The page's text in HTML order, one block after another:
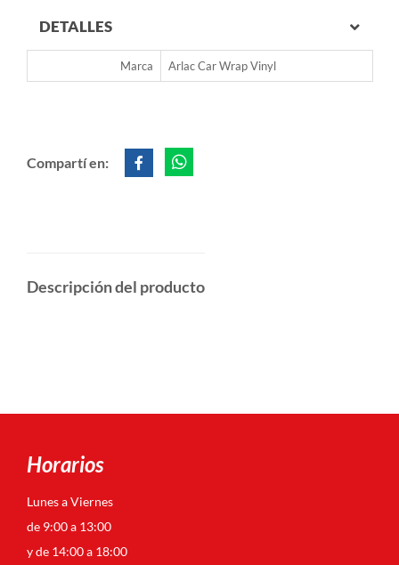
DETALLES
Marca Arlac Car Wrap Vinyl
Compartí en:
Descripción del producto
Horarios
Lunes a Viernes
de 9:00 a 13:00
y de 14:00 a 18:00